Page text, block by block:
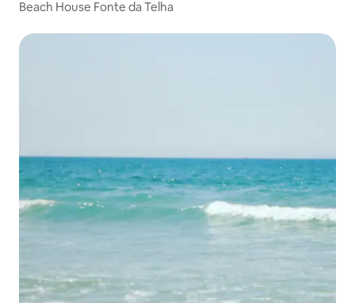
Beach House Fonte da Telha